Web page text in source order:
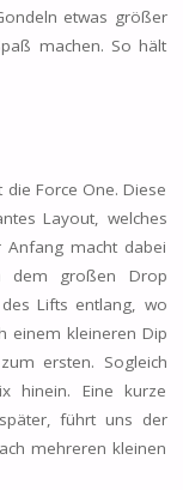
etwas größer
machen. So hält
Force One. Diese
Layout, welches
Anfang macht dabei
dem großen Drop
Lifts entlang, wo
einem kleineren Dip
ersten. Sogleich
hinein. Eine kurze
führt uns der
mehreren kleinen